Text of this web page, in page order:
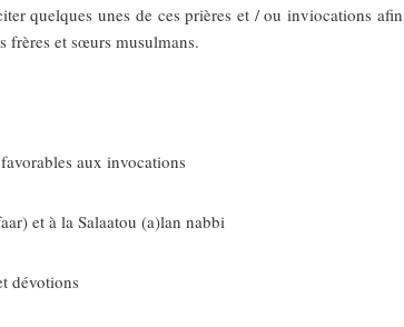
quelques unes de ces prières et / ou inviocations afin
frères et sœurs musulmans.
aux invocations
à la Salaatou (a)lan nabbi